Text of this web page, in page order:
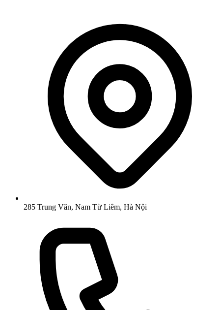
285 Trung Văn, Nam Từ Liêm, Hà Nội